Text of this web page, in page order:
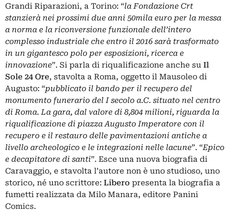
Grandi Riparazioni, a Torino: “la Fondazione Crt
stanzierà nei prossimi due anni 50mila euro per la messa
a norma e la riconversione funzionale dell’intero
complesso industriale che entro il 2016 sarà trasformato
in un gigantesco polo per esposizioni, ricerca e
innovazione”. Si parla di riqualificazione anche su Il
Sole 24 Ore, stavolta a Roma, oggetto il Mausoleo di
Augusto: “pubblicato il bando per il recupero del
monumento funerario del I secolo a.C. situato nel centro
di Roma. La gara, dal valore di 8,804 milioni, riguarda la
riqualificazione di piazza Augusto Imperatore con il
recupero e il restauro delle pavimentazioni antiche a
livello archeologico e le integrazioni nelle lacune”. “Epico
e decapitatore di santi”. Esce una nuova biografia di
Caravaggio, e stavolta l’autore non è uno studioso, uno
storico, né uno scrittore: Libero presenta la biografia a
fumetti realizzata da Milo Manara, editore Panini
Comics.